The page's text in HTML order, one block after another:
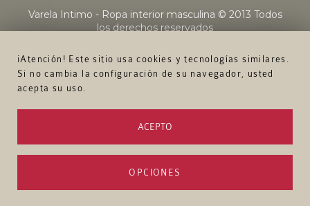
¡Atención! Este sitio usa cookies y tecnologías similares.
Si no cambia la configuración de su navegador, usted
acepta su uso.
ACEPTO
OPCIONES
Varela Intimo - Ropa interior masculina © 2013 Todos
los derechos reservados